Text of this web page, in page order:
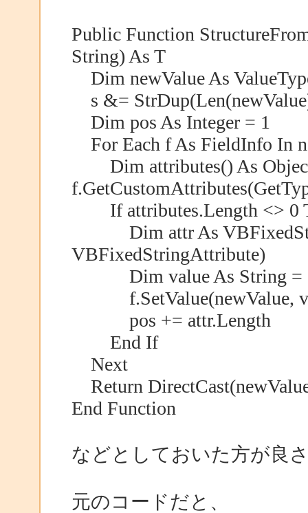
Public Function
String) As T
Dim newValue As
s &=
Dim pos As Integer = 1
For Each f As FieldInfo In
Dim attributes() As
If attributes.Length <> 0
Dim attr As
VBFixedStringAttribute)
Dim value As String =
f.SetValue(newValue,
pos += attr.Length
End If
Next
Return
End Function
などとしておいた方が良
元のコードだと、